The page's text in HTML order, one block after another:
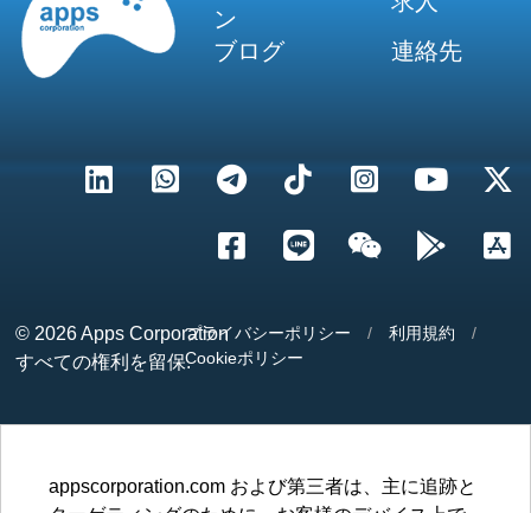
ン
ブログ
連絡先
© 2026Apps Corporation
すべての権利を留保.
プライバシーポリシー / 利用規約
/
Cookieポリシー
appscorporation.com および第三者は、主に追跡と